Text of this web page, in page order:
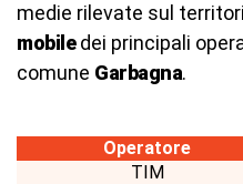
medie rilevate sul
mobiledei principali
comune Garbagna.
Operatore
TIM